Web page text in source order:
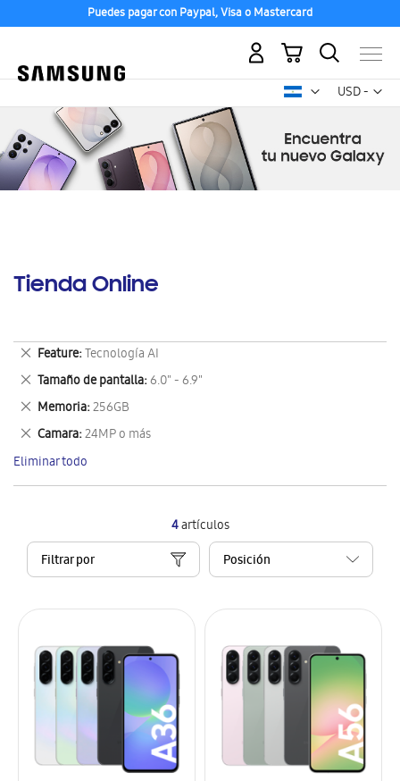
Puedes pagar con Paypal, Visa o Mastercard
USD -
dólar
Mi carrito
Tienda Online
4artículos
Filtrar por
Feature Tecnología AI
Eliminar
este
artículo
Tamaño de pantalla 6.0" - 6.9"
Eliminar
este
artículo
Memoria 256GB
Eliminar
este
artículo
Camara 24MP o más
Eliminar
este
artículo
Eliminar todo